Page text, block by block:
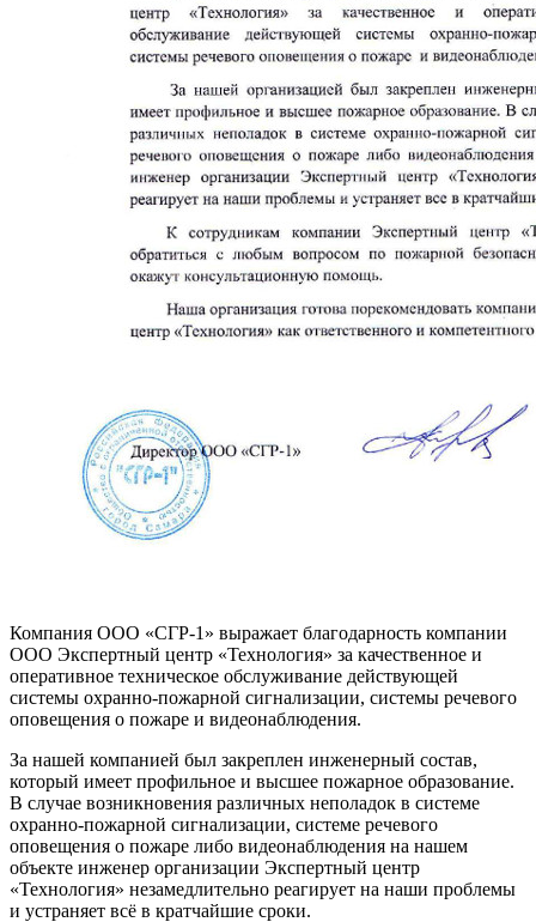
Компания ООО «СГР-1» выражает благодарность компании
ООО Экспертный центр «Технология» за качественное и
оперативное техническое обслуживание действующей
системы охранно-пожарной сигнализации, системы речевого
оповещения о пожаре и видеонаблюдения.
За нашей компанией был закреплен инженерный состав,
который имеет профильное и высшее пожарное образование.
В случае возникновения различных неполадок в системе
охранно-пожарной сигнализации, системе речевого
оповещения о пожаре либо видеонаблюдения на нашем
объекте инженер организации Экспертный центр
«Технология» незамедлительно реагирует на наши проблемы
и устраняет всё в кратчайшие сроки.